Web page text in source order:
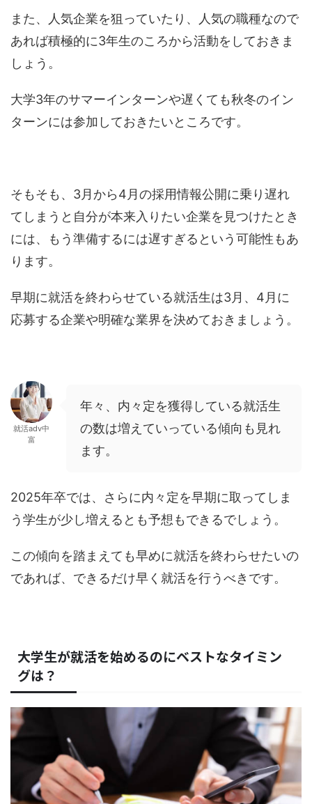
また、人気企業を狙っていたり、人気の職種なので
あれば積極的に3年生のころから活動をしておきま
しょう。
大学3年のサマーインターンや遅くても秋冬のイン
ターンには参加しておきたいところです。
そもそも、3月から4月の採用情報公開に乗り遅れ
てしまうと自分が本来入りたい企業を見つけたとき
には、もう準備するには遅すぎるという可能性もあ
ります。
早期に就活を終わらせている就活生は3月、4月に
応募する企業や明確な業界を決めておきましょう。
就活adv中
富
年々、内々定を獲得している就活生
の数は増えていっている傾向も見れ
ます。
2025年卒では、さらに内々定を早期に取ってしま
う学生が少し増えるとも予想もできるでしょう。
この傾向を踏まえても早めに就活を終わらせたいの
であれば、できるだけ早く就活を行うべきです。
大学生が就活を始めるのにベストなタイミン
グは？